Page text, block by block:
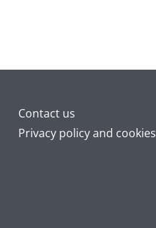
Contact us
Privacy policy and cookies